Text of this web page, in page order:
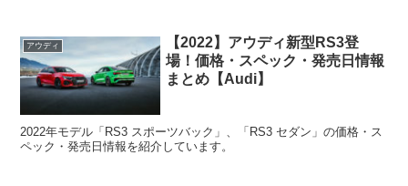
アウディ
【2022】アウディ新型RS3登
場！価格・スペック・発売日情報
まとめ【Audi】
2022年モデル「RS3 スポーツバック」、「RS3 セダン」の価格・ス
ペック・発売日情報を紹介しています。